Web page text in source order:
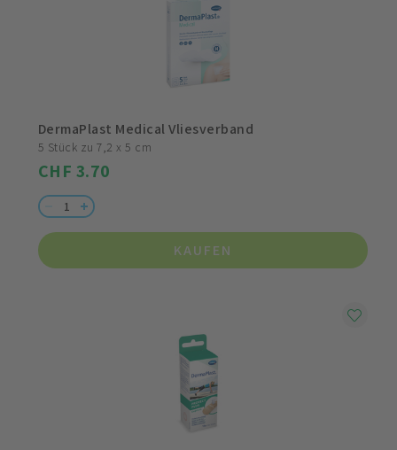
DermaPlast Medical Vliesverband
5 Stück zu 7,2 x 5 cm
CHF 3.70
KAUFEN